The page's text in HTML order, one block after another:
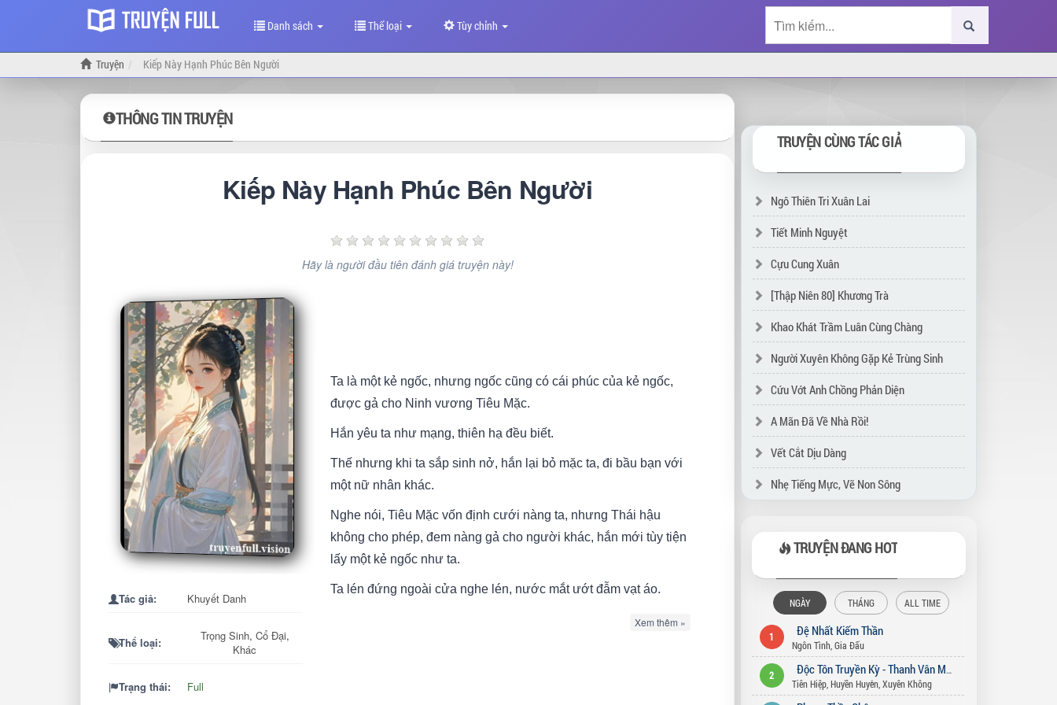
Danh sách Thể loại Tùy chỉnh
Truyện Kiếp Này Hạnh Phúc Bên Người
THÔNG TIN TRUYỆN
Kiếp Này Hạnh Phúc Bên Người
Hãy là người đầu tiên đánh giá truyện này!
Tác giả: Khuyết Danh
Thể loại: Trọng Sinh, Cổ Đại,
Khác
Trạng thái: Full
Ta là một kẻ ngốc, nhưng ngốc cũng có cái phúc của kẻ ngốc,
được gả cho Ninh vương Tiêu Mặc.
Hắn yêu ta như mạng, thiên hạ đều biết.
Thế nhưng khi ta sắp sinh nở, hắn lại bỏ mặc ta, đi bầu bạn với
một nữ nhân khác.
Nghe nói, Tiêu Mặc vốn định cưới nàng ta, nhưng Thái hậu
không cho phép, đem nàng gả cho người khác, hắn mới tùy tiện
lấy một kẻ ngốc như ta.
Ta lén đứng ngoài cửa nghe lén, nước mắt ướt đẫm vạt áo.
Đêm đó, ta để lại tờ giấy hòa ly, trên đường trở về nhà mẹ đẻ, ta
Xem thêm »
TRUYỆN CÙNG TÁC GIẢ
Ngô Thiên Tri Xuân Lai
Tiết Minh Nguyệt
Cựu Cung Xuân
[Thập Niên 80] Khương Trà
Khao Khát Trầm Luân Cùng Chàng
Người Xuyên Không Gặp Kẻ Trùng Sinh
Cứu Vớt Anh Chồng Phản Diện
A Mãn Đã Về Nhà Rồi!
Vết Cắt Dịu Dàng
Nhẹ Tiếng Mực, Vẽ Non Sông
TRUYỆN ĐANG HOT
NGÀY THÁNG ALL TIME
1 Đệ Nhất Kiếm Thần
Ngôn Tình, Gia Đấu
2
Độc Tôn Truyền Kỳ - Thanh Vân Môn
Tiên Hiệp, Huyền Huyễn, Xuyên Không